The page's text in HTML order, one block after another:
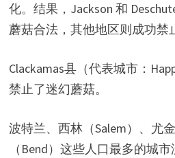
化。结果，Jackson 和
蘑菇合法，其他地区则成功禁
Clackamas县（代表城市：
禁止了迷幻蘑菇。
波特兰、西林（Salem）、尤
（Bend）这些人口最多的城